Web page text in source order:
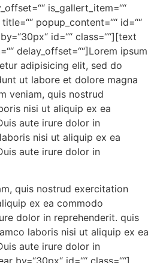
is_gallert_item=““
title=““ popup_content=““ id=““
id=““ class=““][text
delay_offset=““]Lorem ipsum
adipisicing elit, sed do
ut labore et dolore magna
veniam, quis nostrud
nisi ut aliquip ex ea
aute irure dolor in
nisi ut aliquip ex ea
aute irure dolor in
quis nostrud exercitation
ex ea commodo
dolor in reprehenderit. quis
laboris nisi ut aliquip ex ea
aute irure dolor in